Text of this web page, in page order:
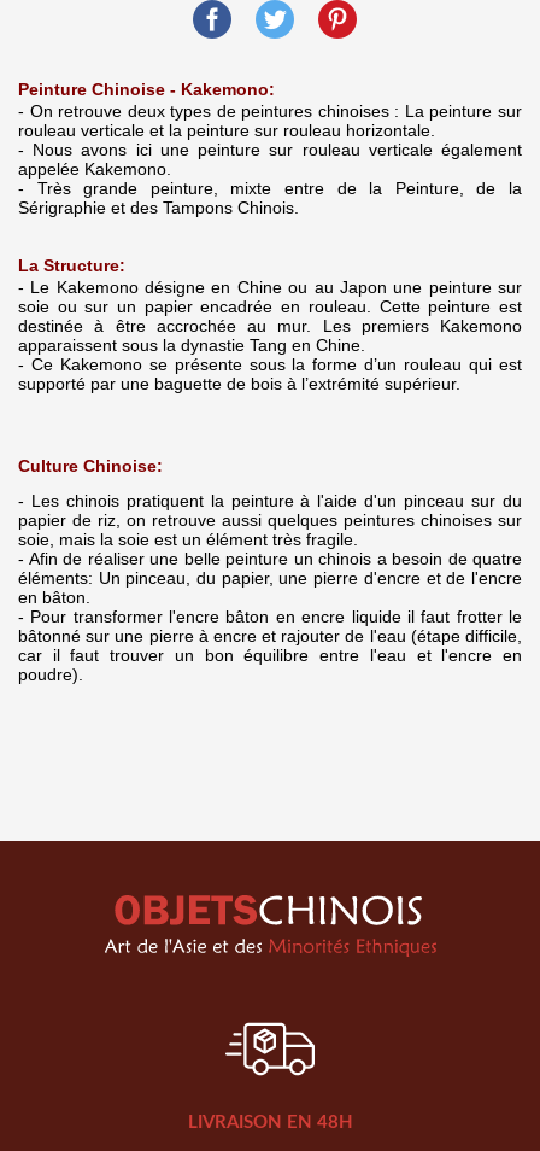
Peinture Chinoise - Kakemono:
- On retrouve deux types de peintures chinoises : La peinture sur
rouleau verticale et la peinture sur rouleau horizontale.
- Nous avons ici une peinture sur rouleau verticale également
appelée Kakemono.
- Très grande peinture, mixte entre de la Peinture, de la
Sérigraphie et des Tampons Chinois.
La Structure:
- Le Kakemono désigne en Chine ou au Japon une peinture sur
soie ou sur un papier encadrée en rouleau. Cette peinture est
destinée à être accrochée au mur. Les premiers Kakemono
apparaissent sous la dynastie Tang en Chine.
- Ce Kakemono se présente sous la forme d’un rouleau qui est
supporté par une baguette de bois à l’extrémité supérieur.
Culture Chinoise:
- Les chinois pratiquent la peinture à l'aide d'un pinceau sur du
papier de riz, on retrouve aussi quelques peintures chinoises sur
soie, mais la soie est un élément très fragile.
- Afin de réaliser une belle peinture un chinois a besoin de quatre
éléments: Un pinceau, du papier, une pierre d'encre et de l'encre
en bâton.
- Pour transformer l'encre bâton en encre liquide il faut frotter le
bâtonné sur une pierre à encre et rajouter de l'eau (étape difficile,
car il faut trouver un bon équilibre entre l'eau et l'encre en
poudre).
LIVRAISON EN 48H